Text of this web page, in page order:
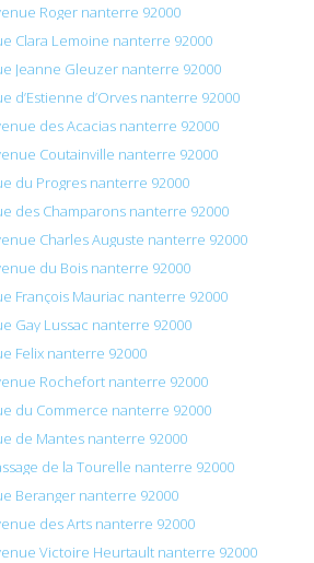
Roger nanterre 92000
Clara Lemoine nanterre 92000
Jeanne Gleuzer nanterre 92000
d’Estienne d’Orves nanterre 92000
des Acacias nanterre 92000
Coutainville nanterre 92000
du Progres nanterre 92000
des Champarons nanterre 92000
Charles Auguste nanterre 92000
du Bois nanterre 92000
François Mauriac nanterre 92000
Gay Lussac nanterre 92000
Felix nanterre 92000
Rochefort nanterre 92000
du Commerce nanterre 92000
de Mantes nanterre 92000
de la Tourelle nanterre 92000
Beranger nanterre 92000
des Arts nanterre 92000
Victoire Heurtault nanterre 92000